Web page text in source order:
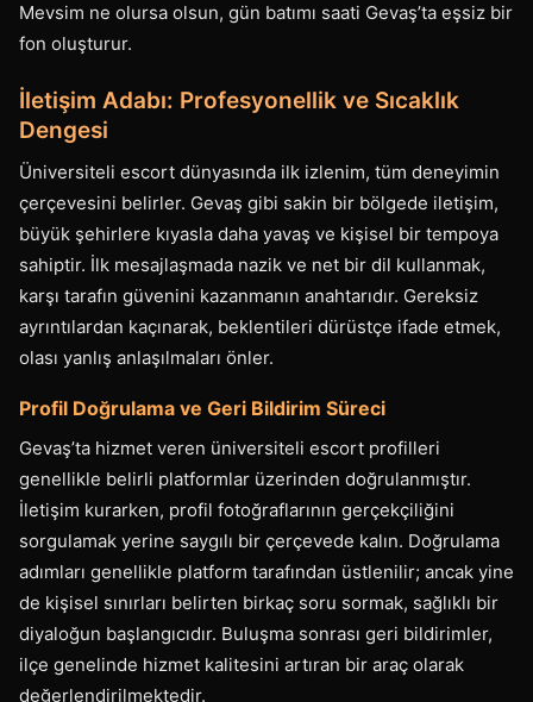
Mevsim ne olursa olsun, gün batımı saati Gevaş’ta eşsiz bir
fon oluşturur.
İletişim Adabı: Profesyonellik ve Sıcaklık
Dengesi
Üniversiteli escort dünyasında ilk izlenim, tüm deneyimin
çerçevesini belirler. Gevaş gibi sakin bir bölgede iletişim,
büyük şehirlere kıyasla daha yavaş ve kişisel bir tempoya
sahiptir. İlk mesajlaşmada nazik ve net bir dil kullanmak,
karşı tarafın güvenini kazanmanın anahtarıdır. Gereksiz
ayrıntılardan kaçınarak, beklentileri dürüstçe ifade etmek,
olası yanlış anlaşılmaları önler.
Profil Doğrulama ve Geri Bildirim Süreci
Gevaş’ta hizmet veren üniversiteli escort profilleri
genellikle belirli platformlar üzerinden doğrulanmıştır.
İletişim kurarken, profil fotoğraflarının gerçekçiliğini
sorgulamak yerine saygılı bir çerçevede kalın. Doğrulama
adımları genellikle platform tarafından üstlenilir; ancak yine
de kişisel sınırları belirten birkaç soru sormak, sağlıklı bir
diyaloğun başlangıcıdır. Buluşma sonrası geri bildirimler,
ilçe genelinde hizmet kalitesini artıran bir araç olarak
değerlendirilmektedir.